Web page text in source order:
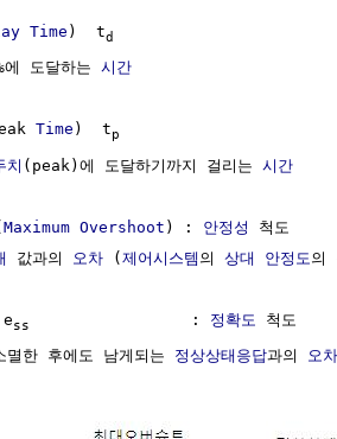
Time )  td
도달하는
시간
Time )  tp
치 (peak)에 도달하기까지 걸리는 시간
Maximum Overshoot ) : 안정성
척도
값과의 오차 ( 제어시스템 의 상대 안정도 의
e
ss
                 :
정확도 척도
멸한 후에도 남게되는 정상상태응답과의 오차